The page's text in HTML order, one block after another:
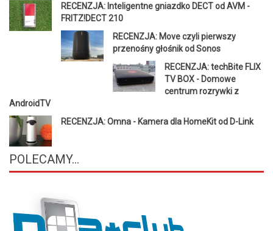
RECENZJA: Inteligentne gniazdko DECT od AVM -
FRITZ!DECT 210
RECENZJA: Move czyli pierwszy
przenośny głośnik od Sonos
RECENZJA: techBite FLIX
TV BOX - Domowe
centrum rozrywki z
AndroidTV
RECENZJA: Omna - Kamera dla HomeKit od D-Link
POLECAMY...